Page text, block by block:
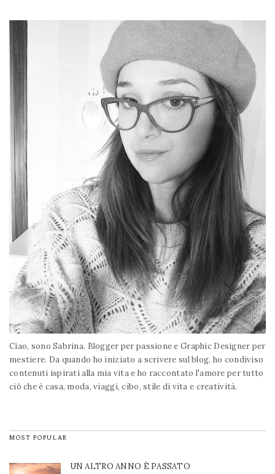
Ciao, sono Sabrina. Blogger per passione e Graphic Designer per
mestiere. Da quando ho iniziato a scrivere sul blog, ho condiviso
contenuti ispirati alla mia vita e ho raccontato l'amore per tutto
ciò che è casa, moda, viaggi, cibo, stile di vita e creatività.
MOST POPULAR
UN ALTRO ANNO È PASSATO